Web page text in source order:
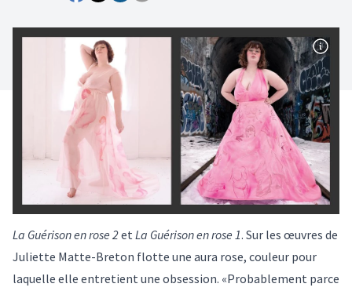
La Guérison en rose 2et La Guérison en rose 1. Sur les œuvres de
Juliette Matte-Breton flotte une aura rose, couleur pour
laquelle elle entretient une obsession. «Probablement parce